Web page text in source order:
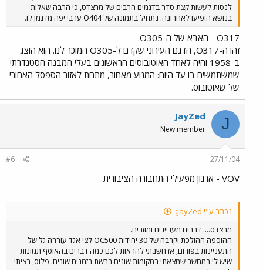
לנסות לעשות קצת סדר בדגמים הרבים של מרצדס, כי הרבה שאלות
בנושא הופיעו לאחרונה. נתחיל בתמונה של O404 ערבי יפה מדגמן לו.
O317 - האבא של ה-O305.
זהו ה-O317, הדגם העירוני שקדם ל-O305 המוכר לנו. הוא הוצג
ב-1958 והיה לאחד האוטובוסים הראשונים בעלי המבנה הסטנדרתי
שמשתמשים בו עד היום: המנוע מאחור, מתחת לאזור הספסל האחורי
של שאוטובוס.
J
JayZed
New member
27/11/04
#6
VOV - ארגון מפעילי התחבורה הציבורית
נכתב ע"י JayZed:
מרצדס.... דברים מעניינים ומוזרים.
ההוספה ההולכת וקרבה של 30 יחידות OC500 לצי אגד עוררה גל של
התעניינות בפורום, אז חשבתי להראות לכם כמה דברים בהאוסף תמונות
שיש לי במחשב שמצאתי במקומות שונים ברשת בזמנים שונים. פלוס, רציתי